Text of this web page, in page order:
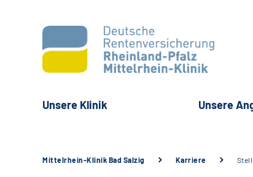
Unsere Klinik Unsere
Mittelrhein-Klinik Bad Salzig Karriere